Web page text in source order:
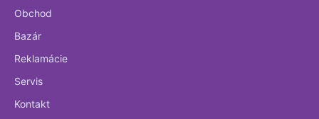
Obchod
Bazár
Reklamácie
Servis
Kontakt